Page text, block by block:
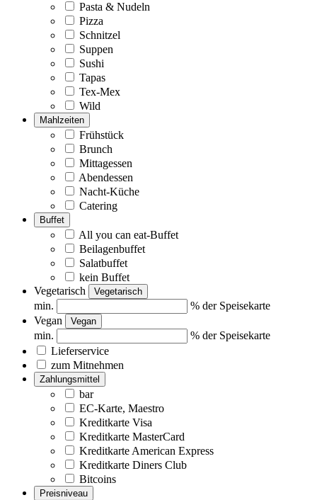
Pasta & Nudeln
Pizza
Schnitzel
Suppen
Sushi
Tapas
Tex-Mex
Wild
Mahlzeiten
Frühstück
Brunch
Mittagessen
Abendessen
Nacht-Küche
Catering
Buffet
All you can eat-Buffet
Beilagenbuffet
Salatbuffet
kein Buffet
Vegetarisch
Vegetarisch
min.
% der Speisekarte
Vegan
Vegan
min.
% der Speisekarte
Lieferservice
zum Mitnehmen
Zahlungsmittel
bar
EC-Karte, Maestro
Kreditkarte Visa
Kreditkarte MasterCard
Kreditkarte American Express
Kreditkarte Diners Club
Bitcoins
Preisniveau